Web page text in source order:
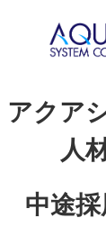
アクア
人
中途